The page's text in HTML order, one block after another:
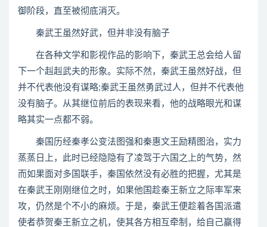
御阶段，直至被彻底消灭。
秦武王虽然好武，但并非没有脑子
在各种文学和影视作品的影响下，秦武王总会给人留
下一个赳赳武夫的形象。实际不然，秦武王虽然好战，但
并不代表他没有谋略;秦武王虽然勇武过人，但并不代表他
没有脑子。从其继位前后的表现来看，他的战略眼光和谋
略其实一点都不弱。
秦国历经秦孝公变法图强和秦惠文王励精图治，实力
蒸蒸日上，此时已经隐隐有了凌驾于六国之上的气势，然
而如果面对多国联手，秦国依然没有必胜的把握，尤其是
在秦武王刚刚继位之时，如果他国趁秦王新立之际率军来
攻，仍然是个不小的麻烦。于是，秦武王便趁着各国派遣
使者恭贺秦王新立之机，使其各方相互牵制，给自己赢得